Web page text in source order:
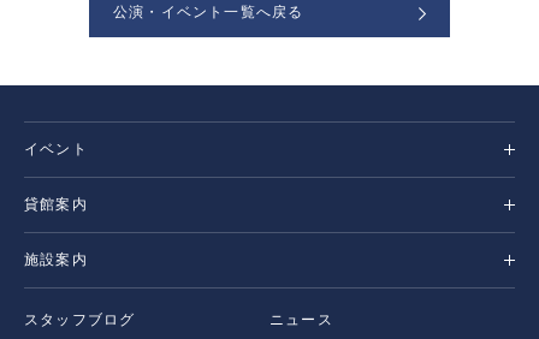
公演・イベント一覧へ戻る
イベント
貸館案内
施設案内
スタッフブログ ニュース